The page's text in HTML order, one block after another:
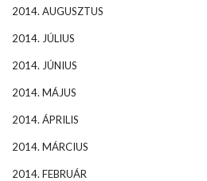
2014. AUGUSZTUS
2014. JÚLIUS
2014. JÚNIUS
2014. MÁJUS
2014. ÁPRILIS
2014. MÁRCIUS
2014. FEBRUÁR